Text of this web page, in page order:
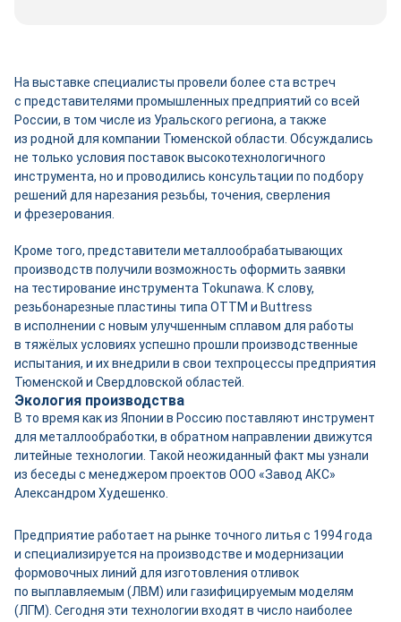
На выставке специалисты провели более ста встреч
с представителями промышленных предприятий со всей
России, в том числе из Уральского региона, а также
из родной для компании Тюменской области. Обсуждались
не только условия поставок высокотехнологичного
инструмента, но и проводились консультации по подбору
решений для нарезания резьбы, точения, сверления
и фрезерования.
Кроме того, представители металлообрабатывающих
производств получили возможность оформить заявки
на тестирование инструмента Tokunawa. К слову,
резьбонарезные пластины типа OTTM и Buttress
в исполнении с новым улучшенным сплавом для работы
в тяжёлых условиях успешно прошли производственные
испытания, и их внедрили в свои техпроцессы предприятия
Тюменской и Свердловской областей.
Экология производства
В то время как из Японии в Россию поставляют инструмент
для металлообработки, в обратном направлении движутся
литейные технологии. Такой неожиданный факт мы узнали
из беседы с менеджером проектов ООО «Завод АКС»
Александром Худешенко.
Предприятие работает на рынке точного литья с 1994 года
и специализируется на производстве и модернизации
формовочных линий для изготовления отливок
по выплавляемым (ЛВМ) или газифицируемым моделям
(ЛГМ). Сегодня эти технологии входят в число наиболее